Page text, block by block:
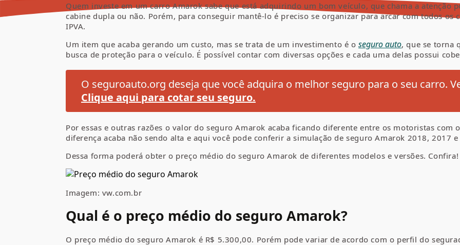
Quem investe em umcarroAmaroksabe que está adquirindo um bom veículo, que chama a atenção
cabine dupla ou não. Porém, para conseguir mantê-lo é preciso se organizar para arcar com todos
IPVA.
Um item que acaba gerando um custo, mas se trata de um investimento é oseguro auto, que se torna
busca de proteção para o veículo. É possível contar com diversas opções e cada uma delas possui
O seguroauto.org deseja que você adquira o melhor seguro para o seu carro.
Clique aqui para cotar seu seguro.
Por essas e outras razões o valor do seguro Amarok acaba ficando diferente entre os motoristas com
diferença acaba não sendo alta e aqui você pode conferir a simulação de seguro Amarok 2018, 2017
Dessa forma poderá obter o preço médio do seguro Amarok de diferentes modelos e versões. Confira!
Imagem: vw.com.br
Qual é o preço médio do seguro Amarok?
O preço médio do seguro Amarok é R$ 5.300,00. Porém pode variar de acordo com o perfil do